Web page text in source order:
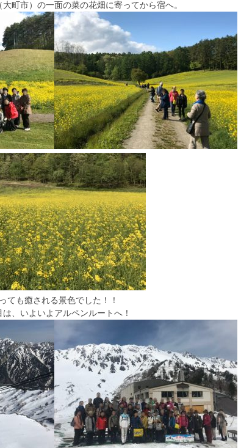
町市）の一面の菜の花畑に寄ってから宿へ。
ても癒される景色でした！！
は、いよいよアルペンルートへ！